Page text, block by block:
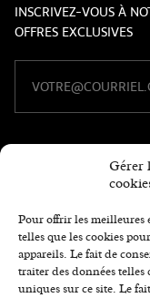
Gérer
Pour offrir les meilleures
telles que les cookies
appareils. Le fait de
traiter des données
uniques sur ce site. Le
INSCRIVEZ-VOUS À
OFFRES EXCLUSIVES